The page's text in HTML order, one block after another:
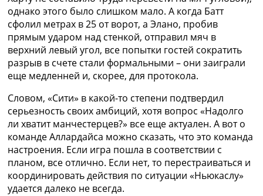
однако этого было слишком мало. А когда Батт
сфолил метрах в 25 от ворот, а Элано, пробив
прямым ударом над стенкой, отправил мяч в
верхний левый угол, все попытки гостей сократить
разрыв в счете стали формальными – они заиграли
еще медленней и, скорее, для протокола.
Словом, «Сити» в какой-то степени подтвердил
серьезность своих амбиций, хотя вопрос «Надолго
ли хватит манчестерцев?» все еще актуален. А вот о
команде Аллардайса можно сказать, что это команда
настроения. Если игра пошла в соответствии с
планом, все отлично. Если нет, то перестраиваться и
координировать действия по ситуации «Ньюкаслу»
удается далеко не всегда.